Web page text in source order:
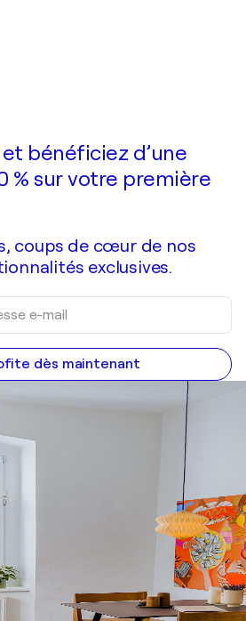
bénéficiez d’une
% sur votre première
coups de cœur de nos
exclusives.
dès maintenant